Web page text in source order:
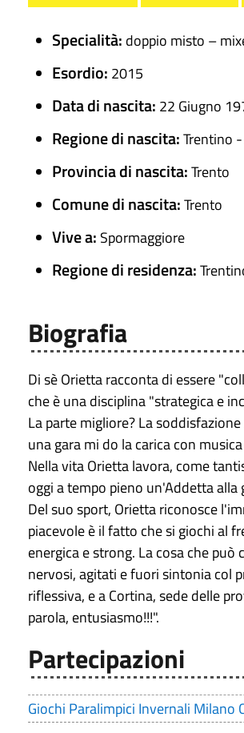
Specialità: doppio misto –
Esordio: 2015
Data di nascita: 22 Giugno
Regione di nascita:Trentino
Provincia di nascita:Trento
Comune di nascita:Trento
Vive a: Spormaggiore
Regione di residenza:
Biografia
Di sè Orietta racconta di essere
che è una disciplina "strategica e
La parte migliore? La
una gara mi do la carica con
Nella vita Orietta lavora, come
oggi a tempo pieno un'Addetta
Del suo sport, Orietta riconosce
piacevole è il fatto che si giochi al
energica e strong. La cosa che
nervosi, agitati e fuori sintonia col
riflessiva, e a Cortina, sede delle
parola, entusiasmo!!!".
Partecipazioni
Giochi Paralimpici Invernali Milano